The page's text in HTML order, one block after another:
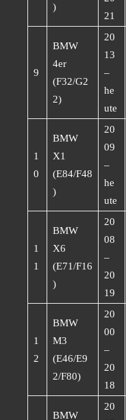
)
21
9
BMW
4er
(F32/G2
2)
20
13
–
he
ute
1
0
BMW
X1
(E84/F48
)
20
09
–
he
ute
1
1
BMW
X6
(E71/F16
)
20
08
–
20
19
1
2
BMW
M3
(E46/E9
2/F80)
20
00
–
20
18
BMW
20